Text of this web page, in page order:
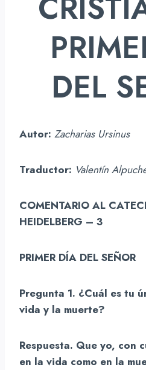
DEL
Autor: Zacharias Ursinus
Traductor: Valentín
COMENTARIO AL
HEIDELBERG – 3
PRIMER DÍA DEL SEÑOR
Pregunta 1. ¿Cuál es tu
vida y la muerte?
Respuesta. Que yo, con
en la vida como en la